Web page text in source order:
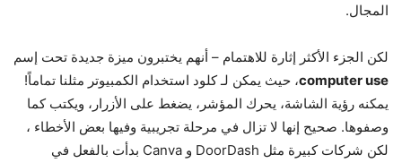
المجال.
لكن الجزء الأكثر إثارة للاهتمام – أنهم يختبرون ميزة جديدة تحت إسم
computer use، حيث يمكن لـ كلود استخدام الكمبيوتر مثلنا تماماً!
يمكنه رؤية الشاشة، يحرك المؤشر، يضغط على الأزرار، ويكتب كما
وصفوها. صحيح إنها لا تزال في مرحلة تجريبية وفيها بعض الأخطاء ،
لكن شركات كبيرة مثل DoorDash و Canva بدأت بالفعل في